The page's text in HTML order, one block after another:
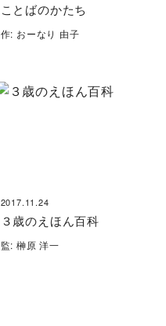
ことばのかたち
作: おーなり 由子
2017.11.24
３歳のえほん百科
監: 榊原 洋一